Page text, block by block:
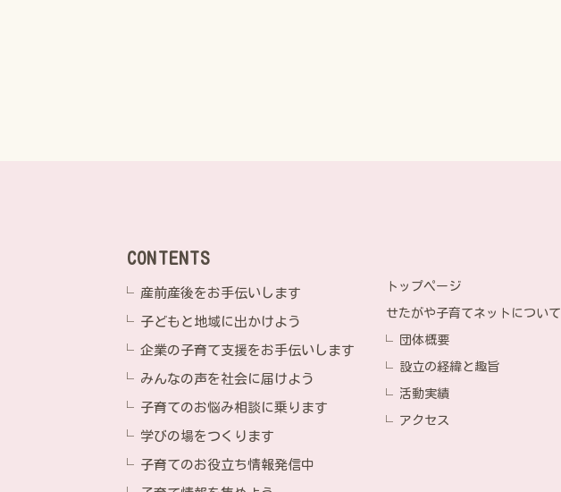
CONTENTS
産前産後をお手伝いします
子どもと地域に出かけよう
企業の子育て支援をお手伝いします
みんなの声を社会に届けよう
子育てのお悩み相談に乗ります
学びの場をつくります
子育てのお役立ち情報発信中
トップページ
せたがや子育てネットについて
団体概要
設立の経緯と趣旨
活動実績
アクセス